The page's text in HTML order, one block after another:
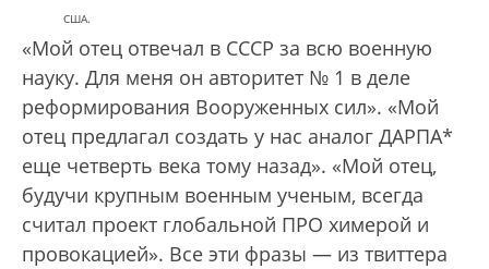
США.
«Мой отец отвечал в СССР за всю военную
науку. Для меня он авторитет № 1 в деле
реформирования Вооруженных сил». «Мой
отец предлагал создать у нас аналог ДАРПА*
еще четверть века тому назад». «Мой отец,
будучи крупным военным ученым, всегда
считал проект глобальной ПРО химерой и
провокацией». Все эти фразы — из твиттера